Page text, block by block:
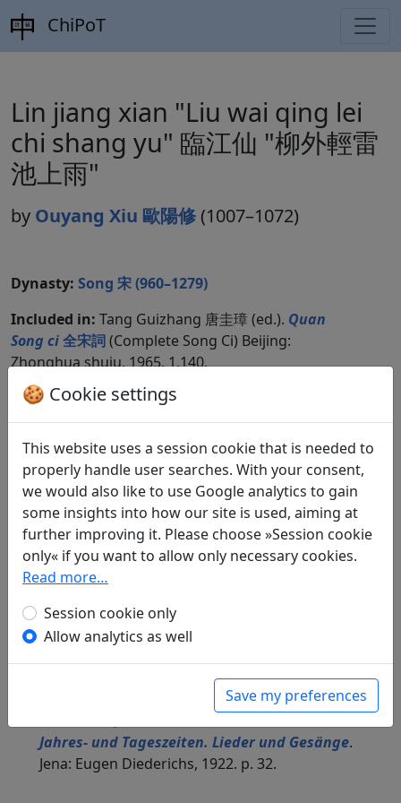
ChiPoT
Lin jiang xian "Liu wai qing lei
chi shang yu" 臨江仙 "柳外輕雷
池上雨"
by Ouyang Xiu 歐陽修 (1007–1072)
Dynasty: Song 宋 (960–1279)
Included in: Tang Guizhang 唐圭璋 (ed.). Quan
Song ci全宋詞(Complete Song Ci) Beijing:
Zhonghua shuju, 1965. 1.140.
Compare translations
Translations 2
Alfred Hoffmann(1911–1997): Sommerabend
in: Hoffmann, Alfred.Frühlingsblüten und
Herbstmond. Ein Holzschnittband mit Liedern
aus der Sung-Zeit
, p. 112. Köln: Greven Verlag
Richard Wilhelm(1873–1930): Nach dem
Gewitter
Display translation
. Qingdao: ohne Verlag, 1919.
Jahres- und Tageszeiten. Lieder und Gesänge.
Jena: Eugen Diederichs, 1922. p. 32.
🍪 Cookie settings
This website uses a session cookie that is needed to
properly handle user searches. With your consent,
we would also like to use Google analytics to gain
some insights into how our site is used, aiming at
further improving it. Please choose »Session cookie
only« if you want to allow only necessary cookies.
Read more…
Session cookie only
Allow analytics as well
Save my preferences